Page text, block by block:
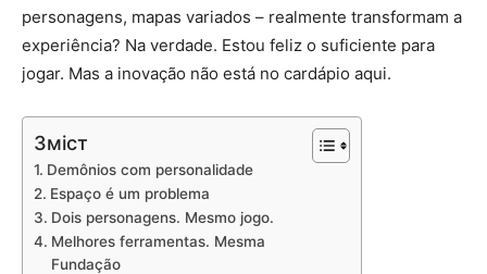
personagens, mapas variados – realmente transformam a
experiência? Na verdade. Estou feliz o suficiente para
jogar. Mas a inovação não está no cardápio aqui.
Зміст
Demônios com personalidade
Espaço é um problema
Dois personagens. Mesmo jogo.
Melhores ferramentas. Mesma
Fundação